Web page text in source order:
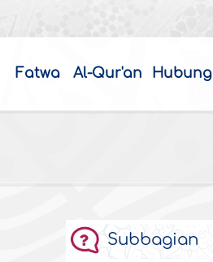
Fatwa Al-Qur'an
Subbagian